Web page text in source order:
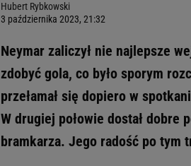
Hubert Rybkowski
3 października 2023, 21:32
Neymar zaliczył nie najlepsze
zdobyć gola, co było sporym
przełamał się dopiero w
W drugiej połowie dostał dobre
bramkarza. Jego radość po tym